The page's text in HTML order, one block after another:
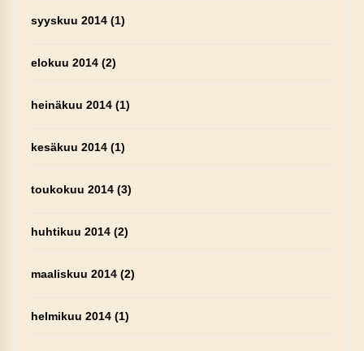
syyskuu 2014(1)
elokuu 2014(2)
heinäkuu 2014(1)
kesäkuu 2014(1)
toukokuu 2014(3)
huhtikuu 2014(2)
maaliskuu 2014(2)
helmikuu 2014(1)